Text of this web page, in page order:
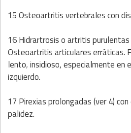
15 Osteoartritis vertebrales con
16 Hidrartrosis o artritis
Osteoartritis articulares erráticas.
lento, insidioso, especialmente en
izquierdo.
17 Pirexias prolongadas (ver 4)
palidez.